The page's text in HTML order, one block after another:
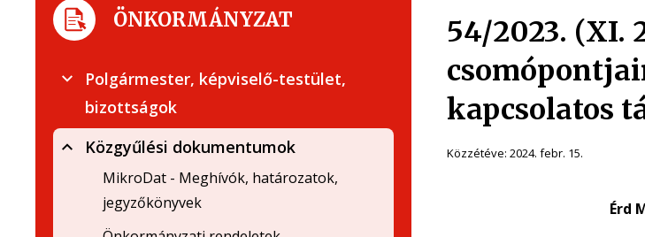
54/2023. (XI.
kapcsolatos
Közzétéve: 2024. febr. 15.
Érd
ÖNKORMÁNYZAT
Polgármester, képviselő-testület,
bizottságok
Közgyűlési dokumentumok
MikroDat - Meghívók, határozatok,
jegyzőkönyvek